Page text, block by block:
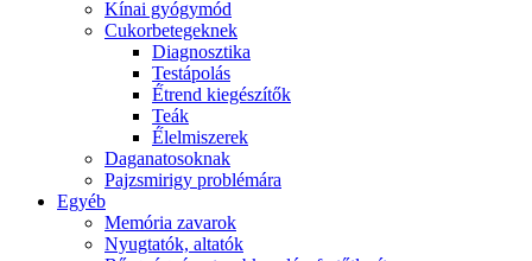
Kínai gyógymód
Cukorbetegeknek
Diagnosztika
Testápolás
É́trend kiegészítők
Teák
É́lelmiszerek
Daganatosoknak
Pajzsmirigy problémára
Egyéb
Memória zavarok
Nyugtatók, altatók